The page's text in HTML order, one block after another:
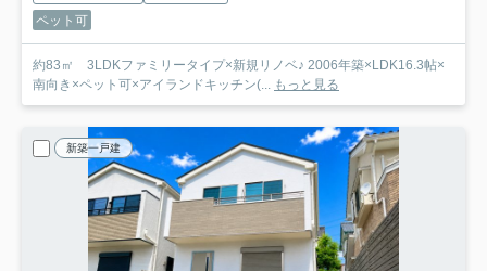
ペット可
約83㎡ 3LDKファミリータイプ×新規リノベ♪ 2006年築×LDK16.3帖×
南向き×ペット可×アイランドキッチン(... もっと見る
新築一戸建